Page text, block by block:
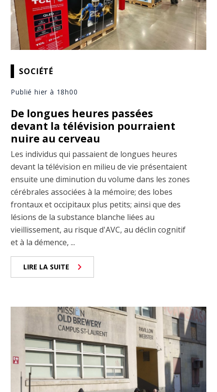
SOCIÉTÉ
Publié hier à 18h00
De longues heures passées
devant la télévision pourraient
nuire au cerveau
Les individus qui passaient de longues heures
devant la télévision en milieu de vie présentaient
ensuite une diminution du volume dans les zones
cérébrales associées à la mémoire; des lobes
frontaux et occipitaux plus petits; ainsi que des
lésions de la substance blanche liées au
vieillissement, au risque d'AVC, au déclin cognitif
et à la démence, ...
LIRE LA SUITE